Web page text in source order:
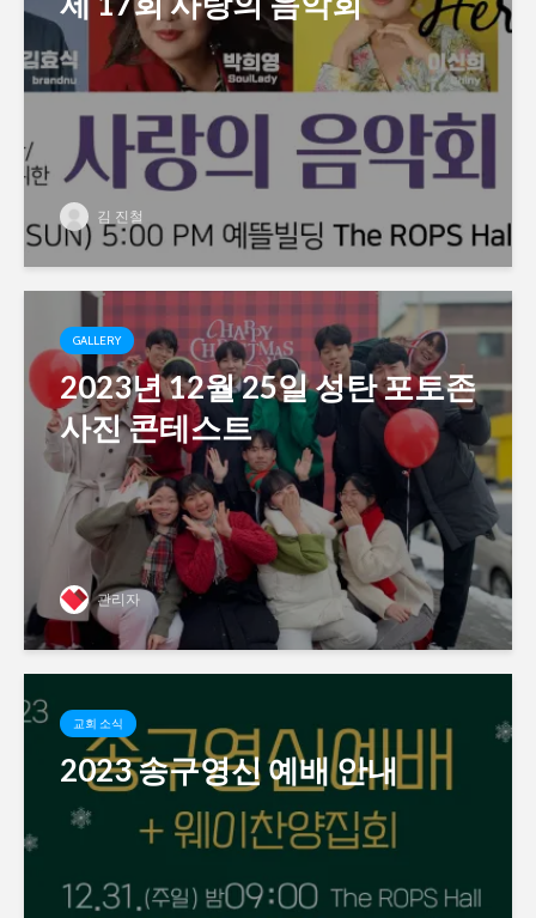
김 진철
GALLERY
2023년 12월 25일 성탄 포토존
사진 콘테스트
관리자
교회 소식
2023 송구영신 예배 안내